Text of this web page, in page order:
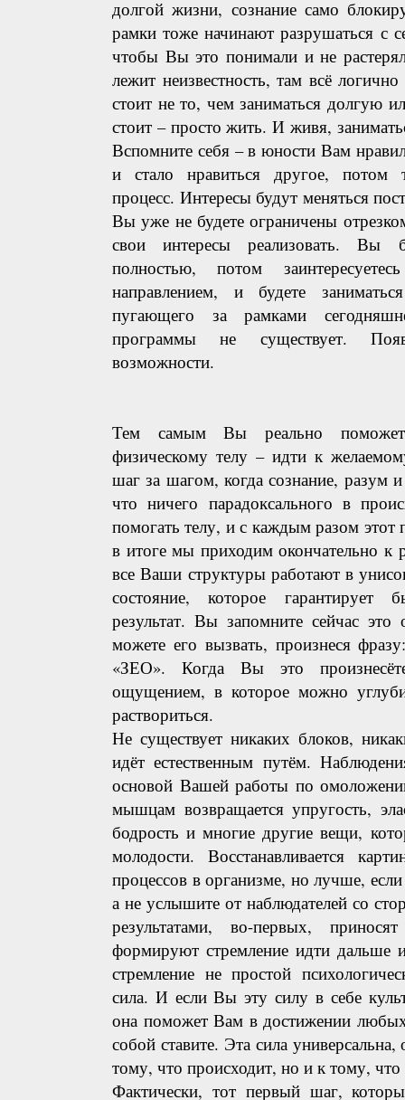
долгой жизни, сознание само
рамки тоже начинают разрушаться с
чтобы Вы это понимали и не
лежит неизвестность, там всё
стоит не то, чем заниматься долгую
стоит – просто жить. И живя,
Вспомните себя – в юности Вам
и стало нравиться другое, потом
процесс. Интересы будут меняться
Вы уже не будете ограничены
свои интересы реализовать. Вы
полностью, потом
направлением, и будете
пугающего за рамками
программы не существует.
возможности.
Тем самым Вы реально
физическому телу – идти к
шаг за шагом, когда сознание, разум
что ничего парадоксального в
помогать телу, и с каждым разом этот
в итоге мы приходим окончательно к
все Ваши структуры работают в
состояние, которое гарантирует
результат. Вы запомните сейчас
можете его вызвать, произнеся
«ЗЕО». Когда Вы это
ощущением, в которое можно
раствориться.
Не существует никаких блоков,
идёт естественным путём.
основой Вашей работы по
мышцам возвращается упругость,
бодрость и многие другие вещи,
молодости. Восстанавливается
процессов в организме, но лучше,
а не услышите от наблюдателей со
результатами, во-первых,
формируют стремление идти дальше
стремление не простой
сила. И если Вы эту силу в себе
она поможет Вам в достижении
собой ставите. Эта сила
тому, что происходит, но и к тому,
Фактически, тот первый шаг,